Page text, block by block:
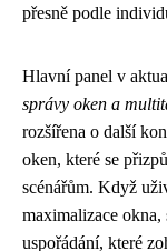
přesně podle
Hlavní panel v
správy oken a
rozšířena o další
oken, které se
scénářům. Když
maximalizace
uspořádání, které